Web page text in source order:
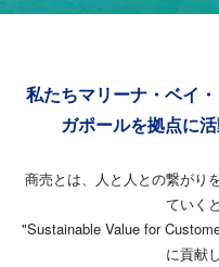
私たちマリーナ・ベイ
ガポールを拠点に
商売とは、人と人との繋がり
ていく
"Sustainable Value for
に貢献